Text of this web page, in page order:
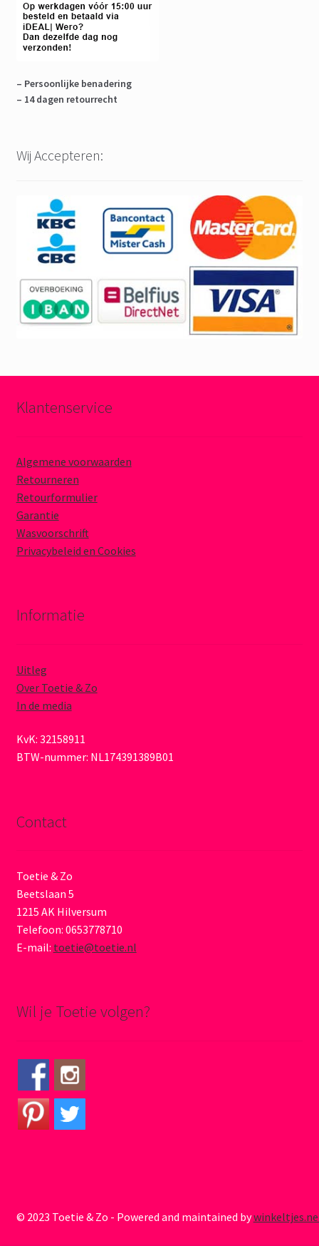
– Persoonlijke benadering
– 14 dagen retourrecht
Wij Accepteren:
Klantenservice
Algemene voorwaarden
Retourneren
Retourformulier
Garantie
Wasvoorschrift
Privacybeleid en Cookies
Informatie
Uitleg
Over Toetie & Zo
In de media
KvK: 32158911
BTW-nummer: NL174391389B01
Contact
Toetie & Zo
Beetslaan 5
1215 AK Hilversum
Telefoon: 0653778710
E-mail: toetie@toetie.nl
Wil je Toetie volgen?
© 2023 Toetie & Zo - Powered and maintained by